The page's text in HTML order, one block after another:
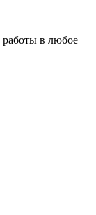
работы в любое